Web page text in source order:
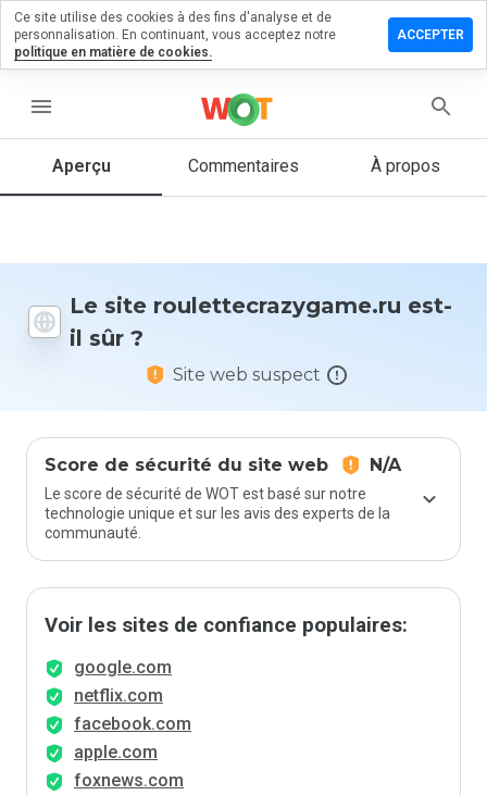
menu
Aperçu Commentaires À propos
Le site roulettecrazygame.ru est-
il sûr ?
Site web suspect
Score de sécurité du site web N/A
Le score de sécurité de WOT est basé sur notre
technologie unique et sur les avis des experts de la
communauté.
Voir les sites de confiance populaires:
google.com
netflix.com
facebook.com
apple.com
foxnews.com
sur
Quelle
donneriez-
Ce site utilise des cookies à des fins d'analyse et de
personnalisation. En continuant, vous acceptez notre
politique en matière de cookies.
ACCEPTER